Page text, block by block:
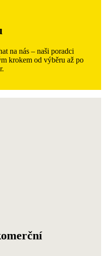
na nás – naši poradci
krokem od výběru až po